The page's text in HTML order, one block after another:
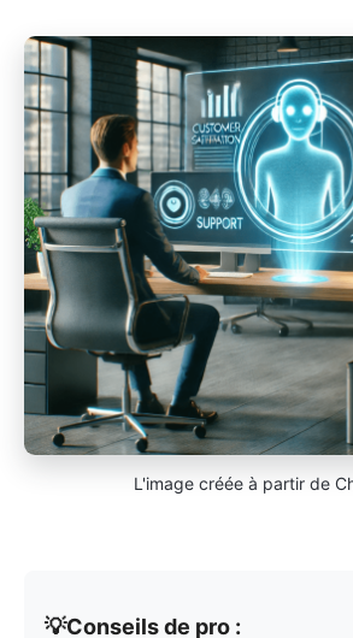
L'image créée à partir de
💡Conseils de pro :